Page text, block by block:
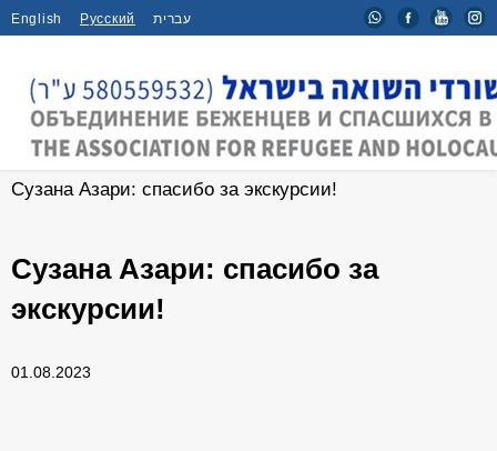
English Русский עברית
Главная / Новости /
Сузана Азари: спасибо за экскурсии!
Сузана Азари: спасибо за
экскурсии!
01.08.2023